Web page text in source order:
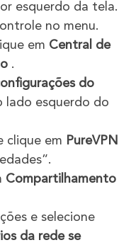
esquerdo da tela.
no menu.
em Central de
.
do
lado esquerdo do
clique em PureVPN
Compartilhamento
e selecione
da rede se